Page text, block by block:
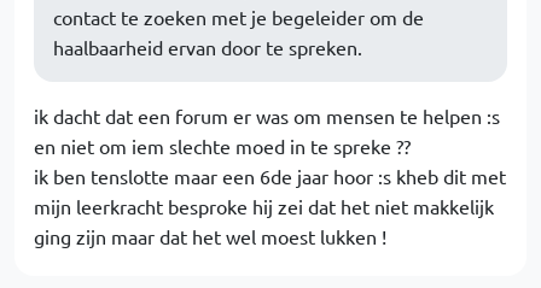
contact te zoeken met je begeleider om de
haalbaarheid ervan door te spreken.
ik dacht dat een forum er was om mensen te helpen :s
en niet om iem slechte moed in te spreke ??
ik ben tenslotte maar een 6de jaar hoor :s kheb dit met
mijn leerkracht besproke hij zei dat het niet makkelijk
ging zijn maar dat het wel moest lukken !